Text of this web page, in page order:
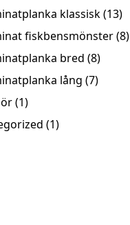
klassisk(13)
fiskbensmönster(8)
bred (8)
lång (7)
(1)
(1)